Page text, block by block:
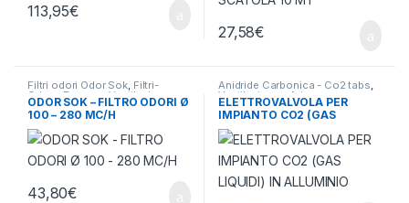
113,95€
27,58€
Filtri odori Odor Sok, Filtri-
Odore-Rumore,Ventilazione -
Aria
ODOR SOK – FILTRO ODORI Ø
100 – 280 MC/H
43,80€
Anidride Carbonica - Co2 tabs,
Ventilazione - Aria
ELETTROVALVOLA PER
IMPIANTO CO2 (GAS
LIQUIDI) IN ALLUMINIO